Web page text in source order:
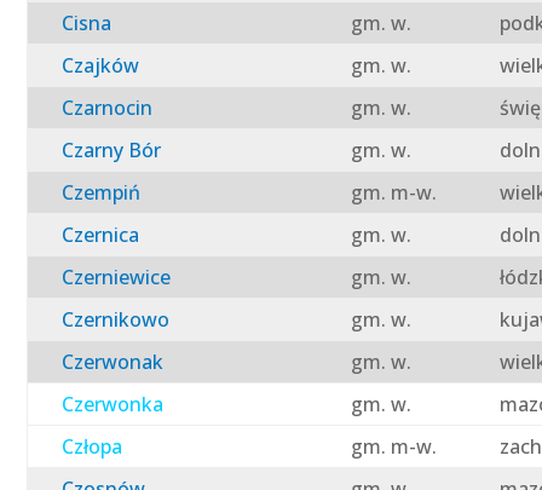
Cisna
gm. w.
Czajków
gm. w.
Czarnocin
gm. w.
Czarny Bór
gm. w.
Czempiń
gm. m-w.
Czernica
gm. w.
Czerniewice
gm. w.
Czernikowo
gm. w.
Czerwonak
gm. w.
Czerwonka
gm. w.
Człopa
gm. m-w.